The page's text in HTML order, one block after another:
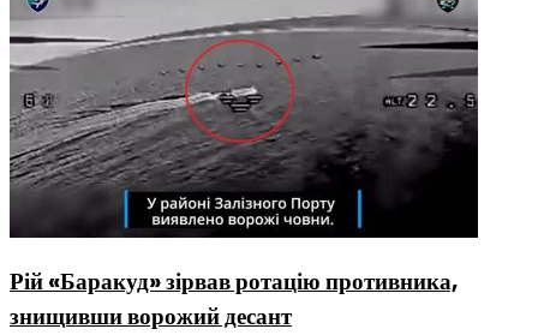
Рій «Баракуд» зірвав ротацію противника,
знищивши ворожий десант